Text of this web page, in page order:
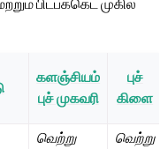
பிட்பக்கெட் முகில்
களஞ்சியம்
புச் முகவரி
புச்
கிளை
வெற்று
வெற்று